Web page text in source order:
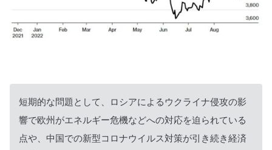
短期的な問題として、ロシアによるウクライナ侵攻の影
響で欧州がエネルギー危機などへの対応を迫られている
点や、中国での新型コロナウイルス対策が引き続き経済